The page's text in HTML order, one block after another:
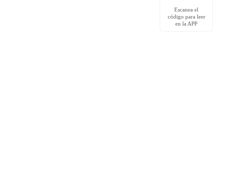
Escanea el
código para leer
en la APP